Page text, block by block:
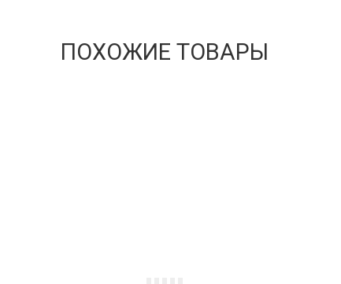
ПОХОЖИЕ ТОВАРЫ